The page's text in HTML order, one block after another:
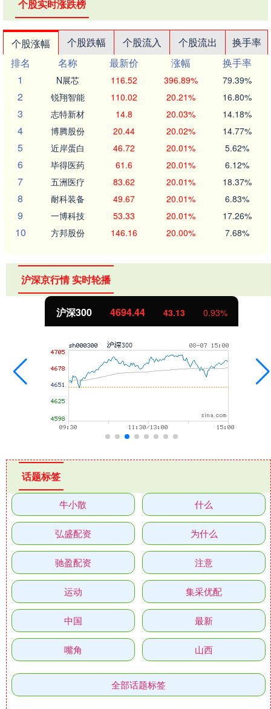
个股实时涨跌榜
个股涨幅 个股跌幅 个股流入 个股流出
换手率
排名
名称 最新价 涨幅
换手率
1
N展芯 116.52 396.89% 79.39%
2 锐翔智能 110.02 20.21% 16.80%
3 志特新材 14.8 20.03% 14.18%
4 博腾股份 20.44 20.02% 14.77%
5 近岸蛋白 46.72 20.01% 5.62%
6 毕得医药 61.6 20.01% 6.12%
7 五洲医疗 83.62 20.01% 18.37%
8 耐科装备 49.67 20.01% 6.83%
9 一博科技 53.33 20.01% 17.26%
10 方邦股份 146.16 20.00% 7.68%
沪深京行情 实时轮播
沪深300 4694.44 43.13 0.93%
话题标签
牛小散 什么
弘盛配资 为什么
驰盈配资 注意
运动 集采优配
中国 最新
嘴角 山西
全部话题标签